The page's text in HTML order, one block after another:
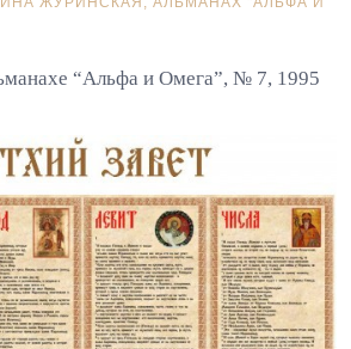
“Альфа и Омега”, № 7, 1995